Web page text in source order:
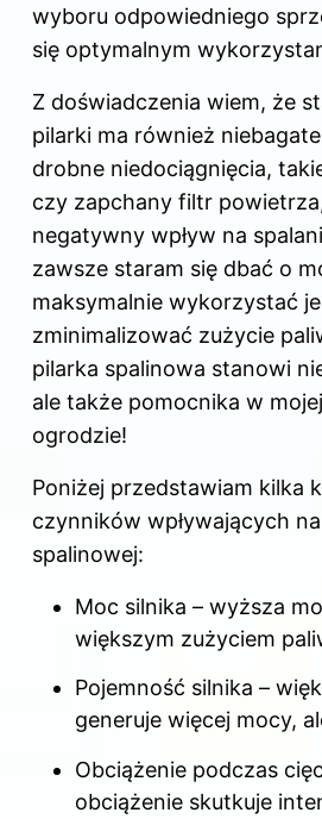
wyboru odpowiedniego
się optymalnym
Z doświadczenia wiem, że
pilarki ma również
drobne niedociągnięcia,
czy zapchany filtr
negatywny wpływ na
zawsze staram się dbać o
maksymalnie wykorzystać
zminimalizować zużycie
pilarka spalinowa stanowi
ale także pomocnika w
ogrodzie!
Poniżej przedstawiam kilka
czynników wpływających
spalinowej:
Moc silnika – wyższa
większym zużyciem
Pojemność silnika –
generuje więcej mocy,
Obciążenie podczas
obciążenie skutkuje